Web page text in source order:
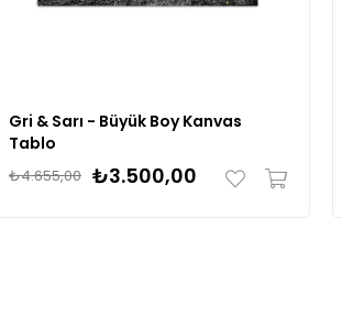
Gri & Sarı - Büyük Boy Kanvas
Tablo
₺3.500,00
₺4.655,00